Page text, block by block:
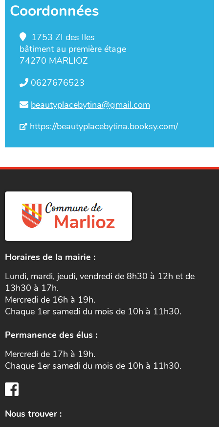
Coordonnées
1753 ZI des Iles
bâtiment au première étage
74270 MARLIOZ
0627676523
beautyplacebytina@gmail.com
https://beautyplacebytina.booksy.com/
Horaires de la mairie :
Lundi, mardi, jeudi, vendredi de 8h30 à 12h et de
13h30 à 17h.
Mercredi de 16h à 19h.
Chaque 1er samedi du mois de 10h à 11h30.
Permanence des élus :
Mercredi de 17h à 19h.
Chaque 1er samedi du mois de 10h à 11h30.
Nous trouver :